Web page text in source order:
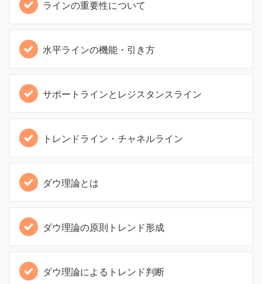
ラインの重要性について
水平ラインの機能・引き方
サポートラインとレジスタンスライン
トレンドライン・チャネルライン
ダウ理論とは
ダウ理論の原則トレンド形成
ダウ理論によるトレンド判断